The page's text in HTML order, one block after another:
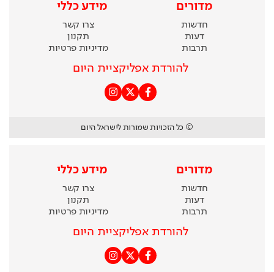
מדורים
חדשות
דעות
תרבות
מידע כללי
צרו קשר
תקנון
מדיניות פרטיות
להורדת אפליקציית היום
© כל הזכויות שמורות לישראל היום
מדורים
חדשות
דעות
תרבות
מידע כללי
צרו קשר
תקנון
מדיניות פרטיות
להורדת אפליקציית היום